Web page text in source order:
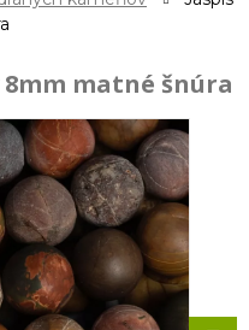
matné šnúra